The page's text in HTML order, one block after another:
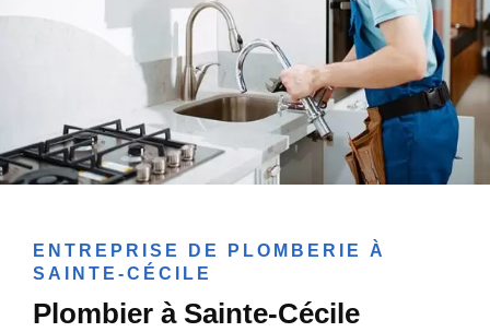
ENTREPRISE DE PLOMBERIE À
SAINTE-CÉCILE
Plombier à Sainte-Cécile